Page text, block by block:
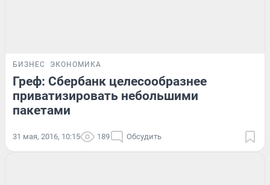
БИЗНЕС ЭКОНОМИКА
Греф: Сбербанк целесообразнее
приватизировать небольшими
пакетами
31 мая, 2016, 10:15 189 Обсудить